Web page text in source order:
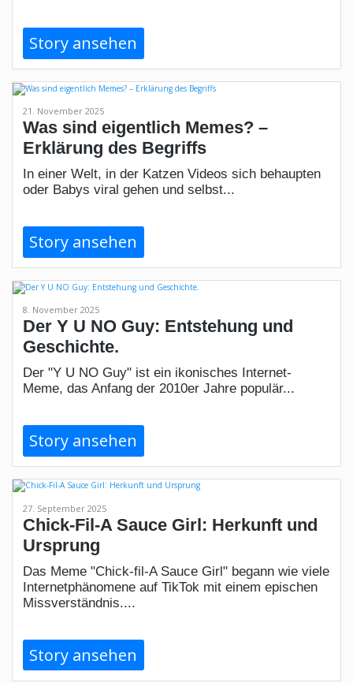
Story ansehen
21. November 2025
Was sind eigentlich Memes? –
Erklärung des Begriffs
In einer Welt, in der Katzen Videos sich behaupten
oder Babys viral gehen und selbst...
Story ansehen
8. November 2025
Der Y U NO Guy: Entstehung und
Geschichte.
Der "Y U NO Guy" ist ein ikonisches Internet-
Meme, das Anfang der 2010er Jahre populär...
Story ansehen
27. September 2025
Chick-Fil-A Sauce Girl: Herkunft und
Ursprung
Das Meme "Chick-fil-A Sauce Girl" begann wie viele
Internetphänomene auf TikTok mit einem epischen
Missverständnis....
Story ansehen